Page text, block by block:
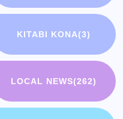
KITABI KONA(3)
LOCAL NEWS(262)